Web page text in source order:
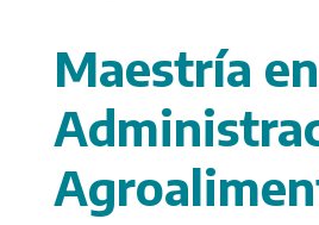
contentMaestría en